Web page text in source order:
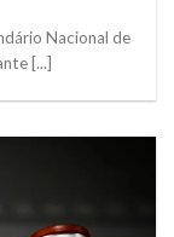
Nacional de
[...]